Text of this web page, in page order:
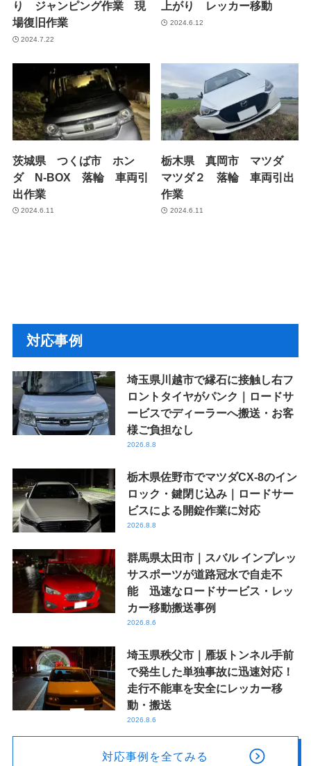
り ジャンピング作業 現
場復旧作業
2024.7.22
上がり レッカー移動
2024.6.12
茨城県 つくば市 ホン
ダ N-BOX 落輪 車両引
出作業
2024.6.11
栃木県 真岡市 マツダ
マツダ２ 落輪 車両引出
作業
2024.6.11
対応事例
埼玉県川越市で縁石に接触し右フ
ロントタイヤがパンク｜ロードサ
ービスでディーラーへ搬送・お客
様ご負担なし
2026.8.8
栃木県佐野市でマツダCX-8のイン
ロック・鍵閉じ込み｜ロードサー
ビスによる開錠作業に対応
2026.8.8
群馬県太田市｜スバル インプレッ
サスポーツが道路冠水で自走不
能 迅速なロードサービス・レッ
カー移動搬送事例
2026.8.6
埼玉県秩父市｜雁坂トンネル手前
で発生した単独事故に迅速対応！
走行不能車を安全にレッカー移
動・搬送
2026.8.6
対応事例を全てみる